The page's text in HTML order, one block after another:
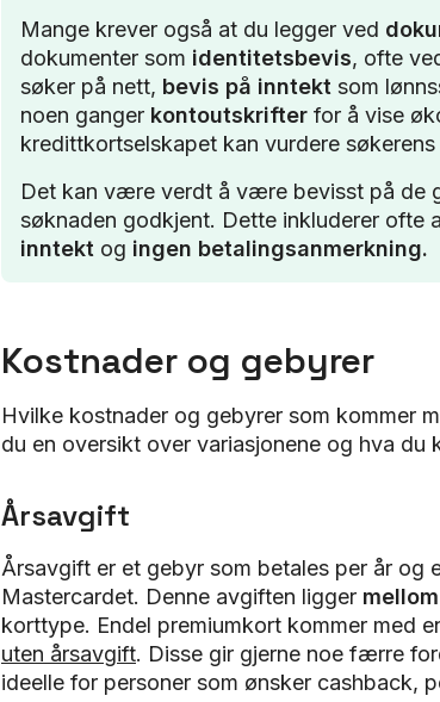
Mange krever også at du legger ved
dokumenter som identitetsbevis, ofte
søker på nett, bevis på inntekt som
noen ganger kontoutskrifter for å vise
kredittkortselskapet kan vurdere
Det kan være verdt å være bevisst på de
søknaden godkjent. Dette inkluderer ofte
inntekt og ingen betalingsanmerkning.
Kostnader og gebyrer
Hvilke kostnader og gebyrer som kommer
du en oversikt over variasjonene og hva du
Årsavgift
Årsavgift er et gebyr som betales per år og
Mastercardet. Denne avgiften ligger
korttype. Endel premiumkort kommer med
uten årsavgift. Disse gir gjerne noe færre
ideelle for personer som ønsker cashback,